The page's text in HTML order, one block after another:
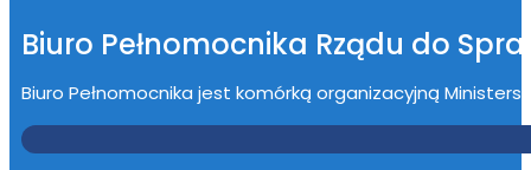
Biuro Pełnomocnika Rządu do
Biuro Pełnomocnika jest komórką organizacyjną